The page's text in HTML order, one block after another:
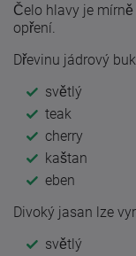
Čelo hlavy je
opření.
Dřevinu jádrový
světlý
teak
cherry
kaštan
eben
Divoký jasan lze
světlý